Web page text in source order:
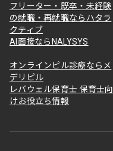
フリーター・既卒・未経験
の就職・再就職ならハタラ
クティブ
AI面接ならNALYSYS
オンラインピル診療ならメ
デリピル
レバウェル保育士 保育士向
けお役立ち情報